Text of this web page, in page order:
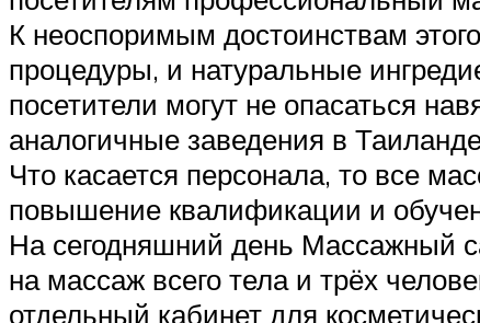
К неоспоримым достоинствам
процедуры, и натуральные
посетители могут не опасаться
аналогичные заведения в
Что касается персонала, то все
повышение квалификации и
На сегодняшний день Массажный
на массаж всего тела и трёх
отдельный кабинет для